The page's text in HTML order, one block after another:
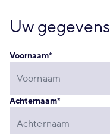
Uw gegevens
Voornaam*
Achternaam*